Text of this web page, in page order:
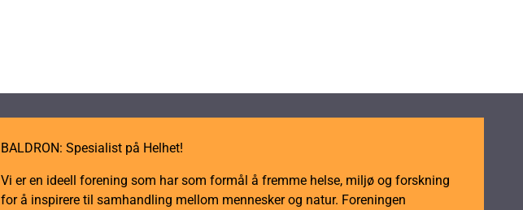
BALDRON: Spesialist på Helhet!
Vi er en ideell forening som har som formål å fremme helse, miljø og forskning
for å inspirere til samhandling mellom mennesker og natur. Foreningen